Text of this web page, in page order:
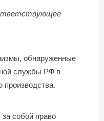
обнаруженные
службы РФ в
производства.
за собой право